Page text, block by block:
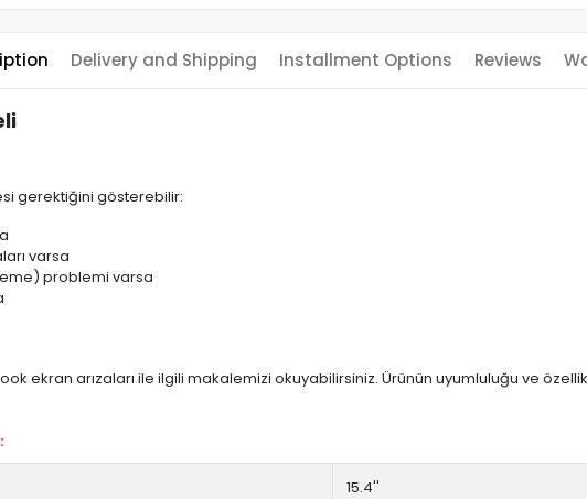
Delivery and Shipping Installment Options Reviews
gerektiğini gösterebilir:
varsa
problemi varsa
ekran arızaları ile ilgili makalemizi okuyabilirsiniz. Ürünün uyumluluğu ve
15.4''